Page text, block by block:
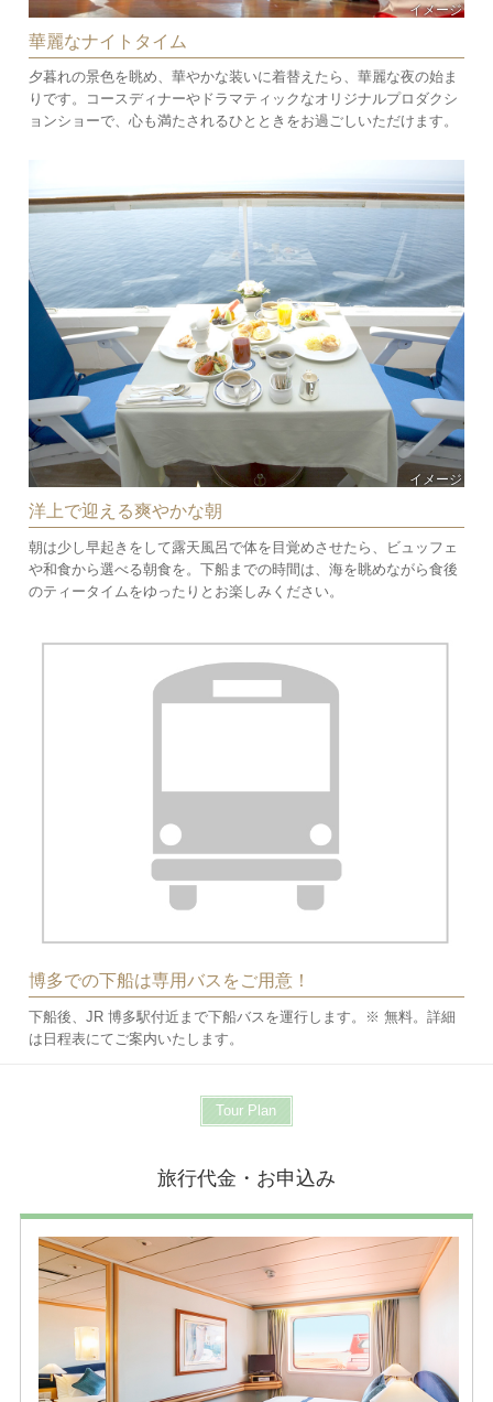
イメージ
華麗なナイトタイム
夕暮れの景色を眺め、華やかな装いに着替えたら、華麗な夜の始ま
りです。コースディナーやドラマティックなオリジナルプロダクシ
ョンショーで、心も満たされるひとときをお過ごしいただけます。
イメージ
洋上で迎える爽やかな朝
朝は少し早起きをして露天風呂で体を⽬覚めさせたら、ビュッフェ
や和食から選べる朝食を。下船までの時間は、海を眺めながら食後
のティータイムをゆったりとお楽しみください。
博多での下船は専用バスをご用意！
下船後、JR 博多駅付近まで下船バスを運行します。※ 無料。詳細
は日程表にてご案内いたします。
Tour Plan
旅行代金・お申込み